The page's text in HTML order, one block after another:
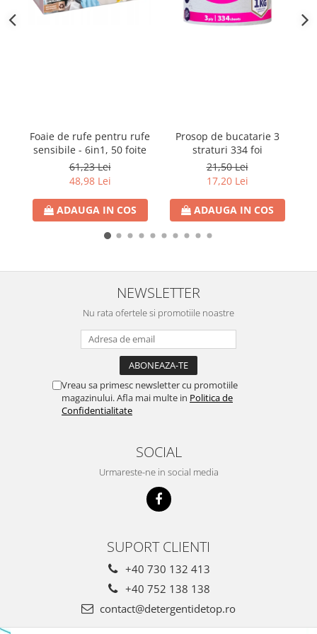
Detergent Vase Pentru Masina
Pungi Ambalare / Saci Menajeri
Vase Si Accesorii
Diverse pentru bucatarie
Igiena si Dezinfectie
Cif Spray Baie
Dezinfectant Bucatarie
Domestos Verde
Gel Antibacterian
Produse Curatenie Baie
Produse Sano Baie
Odorizant Camera Profesional
Odorizant Camera Air Wick
Odorizant Camera cu Betisoare
Odorizant Camera Electric
Odorizant Camera Ambi Pur
Foaie de rufe pentru rufe
sensibile - 6in1, 50 foite
61,23 Lei
48,98 Lei
ADAUGA IN COS
Prosop de bucatarie 3
straturi 334 foi
21,50 Lei
17,20 Lei
ADAUGA IN COS
NEWSLETTER
Nu rata ofertele si promotiile noastre
Vreau sa primesc newsletter cu promotiile
magazinului. Afla mai multe in Politica de
Confidentialitate
SOCIAL
Urmareste-ne in social media
SUPORT CLIENTI
+40 730 132 413
+40 752 138 138
contact@detergentidetop.ro